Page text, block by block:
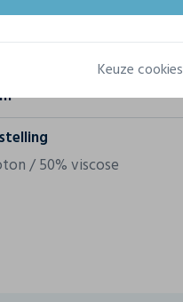
/ 50% viscose
Keuze cookies